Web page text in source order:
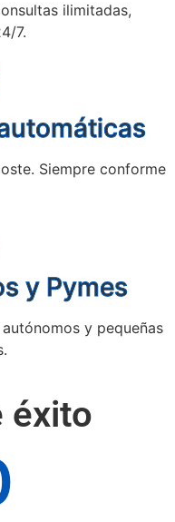
ilimitadas,
7.
Siempre conforme
y Pymes
y pequeñas
éxito